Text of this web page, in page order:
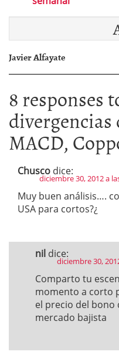
Javier Alfayate
8 responses
divergencias
MACD,
Chusco dice:
diciembre 30, 2012 a
Muy buen análisis….
USA para cortos?¿
nil dice:
diciembre 30,
Comparto tu
momento a corto
el precio del bono
mercado bajista